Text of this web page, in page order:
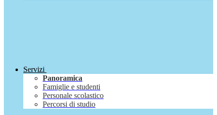
Servizi
Panoramica
Famiglie e studenti
Personale scolastico
Percorsi di studio